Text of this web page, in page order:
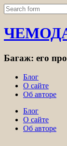
Багаж: его
Блог
О сайте
Об авторе
Блог
О сайте
Об авторе